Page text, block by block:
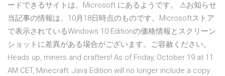
ードできるサイトは、Microsoft にあるようです。 ⚠お知らせ
当記事の情報は、10月18日時点のものです。Microsoftストア
で表示されているWindows 10 Editionの価格情報とスクリーン
ショットに差異がある場合がございます。ご容赦ください。
Heads up, miners and crafters! As of Friday, October 19 at 11
AM CET, Minecraft: Java Edition will no longer include a copy